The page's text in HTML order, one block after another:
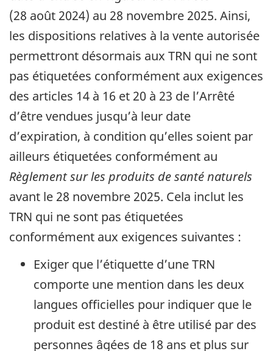
(28 août 2024) au 28 novembre 2025. Ainsi,
les dispositions relatives à la vente autorisée
permettront désormais aux TRN qui ne sont
pas étiquetées conformément aux exigences
des articles 14 à 16 et 20 à 23 de l’Arrêté
d’être vendues jusqu’à leur date
d’expiration, à condition qu’elles soient par
ailleurs étiquetées conformément au
Règlement sur les produits de santé naturels
avant le 28 novembre 2025. Cela inclut les
TRN qui ne sont pas étiquetées
conformément aux exigences suivantes :
Exiger que l’étiquette d’une TRN
comporte une mention dans les deux
langues officielles pour indiquer que le
produit est destiné à être utilisé par des
personnes âgées de 18 ans et plus sur